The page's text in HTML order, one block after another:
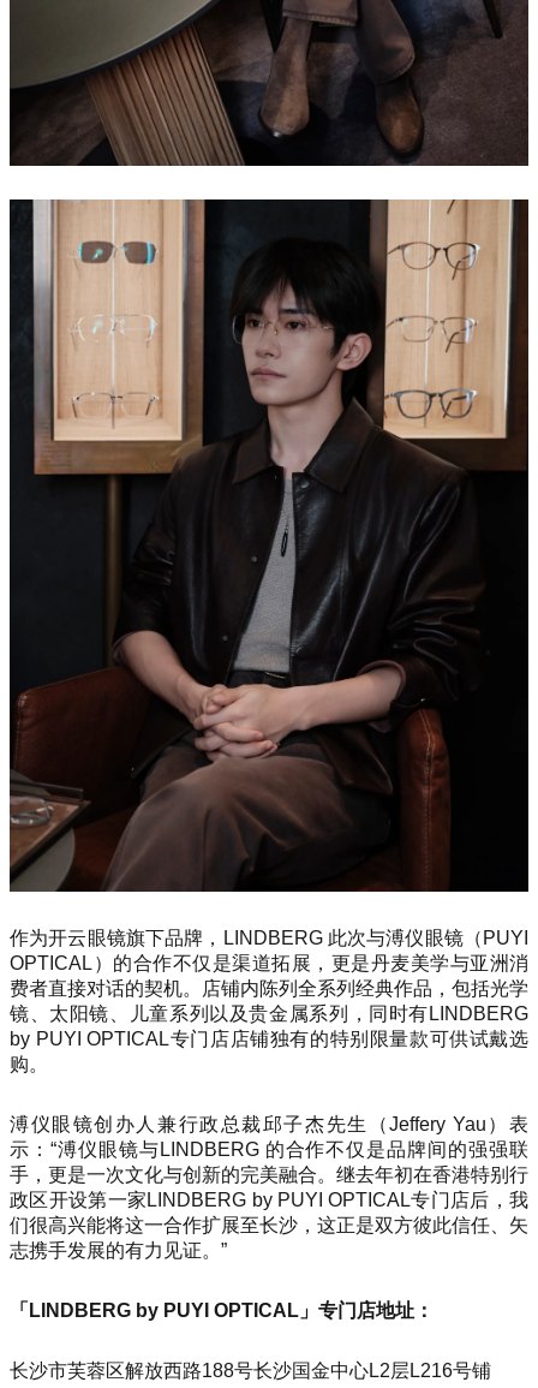
作为开云眼镜旗下品牌，LINDBERG 此次与溥仪眼镜（PUYI
OPTICAL）的合作不仅是渠道拓展，更是丹麦美学与亚洲消
费者直接对话的契机。店铺内陈列全系列经典作品，包括光学
镜、太阳镜、儿童系列以及贵金属系列，同时有LINDBERG
by PUYI OPTICAL专门店店铺独有的特别限量款可供试戴选
购。
溥仪眼镜创办人兼行政总裁邱子杰先生（Jeffery Yau）表
示：“溥仪眼镜与LINDBERG 的合作不仅是品牌间的强强联
手，更是一次文化与创新的完美融合。继去年初在香港特别行
政区开设第一家LINDBERG by PUYI OPTICAL专门店后，我
们很高兴能将这一合作扩展至长沙，这正是双方彼此信任、矢
志携手发展的有力见证。”
「LINDBERG by PUYI OPTICAL」专门店地址：
长沙市芙蓉区解放西路188号长沙国金中心L2层L216号铺